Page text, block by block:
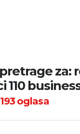
110
193oglasa